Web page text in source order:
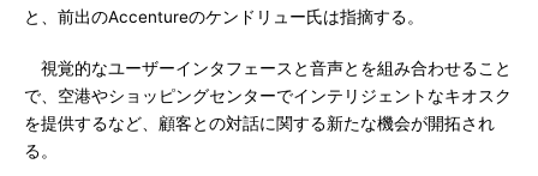
と、前出のAccentureのケンドリュー氏は指摘する。
視覚的なユーザーインタフェースと音声とを組み合わせること
で、空港やショッピングセンターでインテリジェントなキオスク
を提供するなど、顧客との対話に関する新たな機会が開拓され
る。